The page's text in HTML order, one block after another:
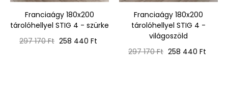
Franciaágy 180x200
tárolóhellyel STIG 4 - szürke
Normál
297 170 Ft Ár
258 440 Ft
Franciaágy 180x200
tárolóhellyel STIG 4 -
világoszöld
Normál
297 170 Ft Ár
258 440 Ft